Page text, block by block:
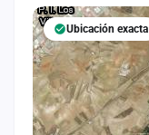
Ubicación exacta